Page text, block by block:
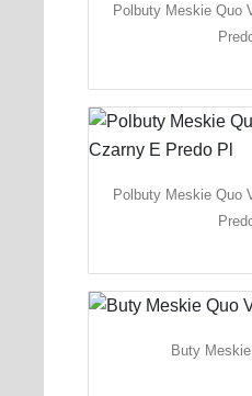
Polbuty Meskie Quo
Polbuty Meskie Quo
Buty